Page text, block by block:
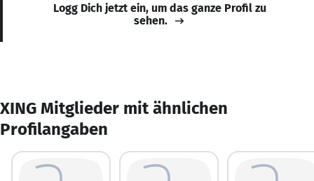
Logg Dich jetzt ein, um das ganze Profil zu
sehen.
XING Mitglieder mit ähnlichen
Profilangaben